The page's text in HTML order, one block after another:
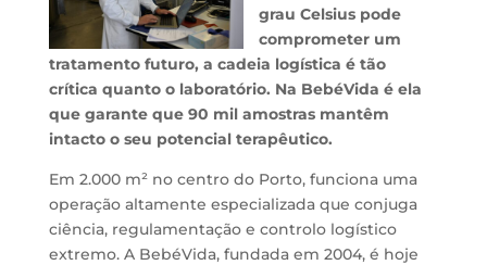
grau Celsius pode
comprometer um
tratamento futuro, a cadeia logística é tão
crítica quanto o laboratório. Na BebéVida é ela
que garante que 90 mil amostras mantêm
intacto o seu potencial terapêutico.
Em 2.000 m² no centro do Porto, funciona uma
operação altamente especializada que conjuga
ciência, regulamentação e controlo logístico
extremo. A BebéVida, fundada em 2004, é hoje